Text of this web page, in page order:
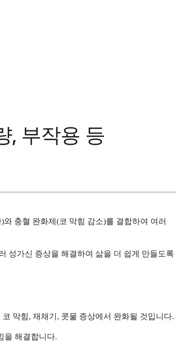
, 부작용 등
충혈 완화제(코 막힘 감소)를 결합하여 여러
성가신 증상을 해결하여 삶을 더 쉽게 만들도록
막힘, 재채기, 콧물 증상에서 완화될 것입니다.
을 해결합니다.